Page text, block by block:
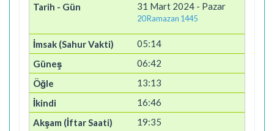
31 Mart 2024 - Pazar
20 Ramazan 1445
05:14
06:42
13:13
16:46
19:35